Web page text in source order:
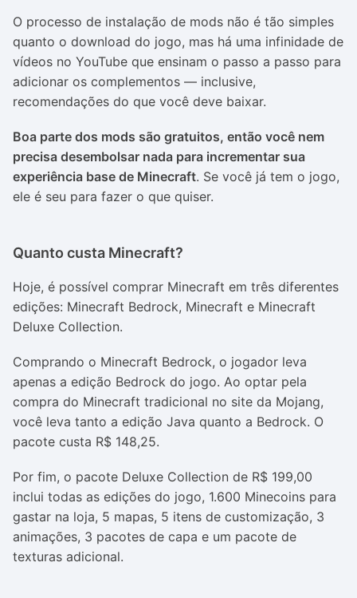
O processo de instalação de mods não é tão simples
quanto o download do jogo, mas há uma infinidade de
vídeos no YouTube que ensinam o passo a passo para
adicionar os complementos — inclusive,
recomendações do que você deve baixar.
Boa parte dos mods são gratuitos, então você nem
precisa desembolsar nada para incrementar sua
experiência base de Minecraft. Se você já tem o jogo,
ele é seu para fazer o que quiser.
Quanto custa Minecraft?
Hoje, é possível comprar Minecraft em três diferentes
edições: Minecraft Bedrock, Minecraft e Minecraft
Deluxe Collection.
Comprando o Minecraft Bedrock, o jogador leva
apenas a edição Bedrock do jogo. Ao optar pela
compra do Minecraft tradicional no site da Mojang,
você leva tanto a edição Java quanto a Bedrock. O
pacote custa R$ 148,25.
Por fim, o pacote Deluxe Collection de R$ 199,00
inclui todas as edições do jogo, 1.600 Minecoins para
gastar na loja, 5 mapas, 5 itens de customização, 3
animações, 3 pacotes de capa e um pacote de
texturas adicional.